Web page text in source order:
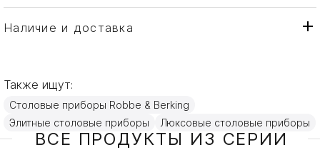
Бренд
Robbe & Berking
Страна производителя
Наличие и доставка
Также ищут:
Столовые приборы Robbe & Berking
Элитные столовые приборы
Люксовые столовые приборы
ВСЕ ПРОДУКТЫ ИЗ СЕРИИ